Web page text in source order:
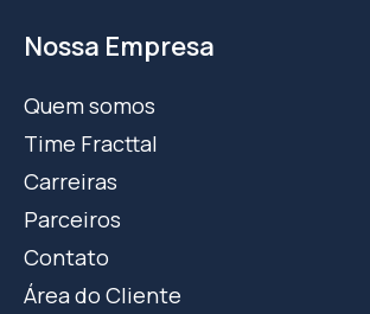
Nossa Empresa
Quem somos
Time Fracttal
Carreiras
Parceiros
Contato
Área do Cliente